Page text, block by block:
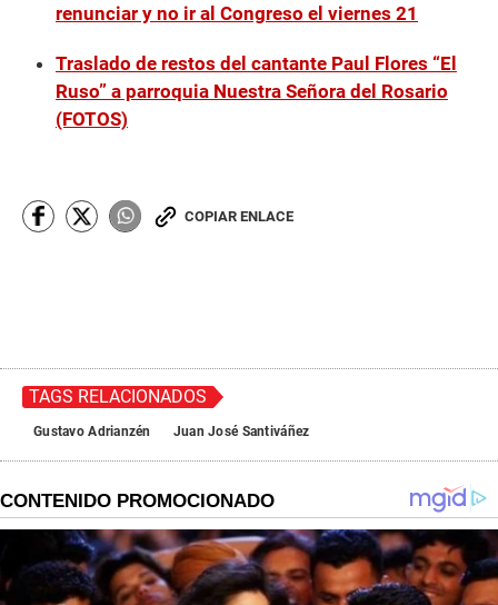
renunciar y no ir al Congreso el viernes 21
Traslado de restos del cantante Paul Flores “El
Ruso” a parroquia Nuestra Señora del Rosario
(FOTOS)
COPIAR ENLACE
TAGS RELACIONADOS
Gustavo Adrianzén Juan José Santiváñez